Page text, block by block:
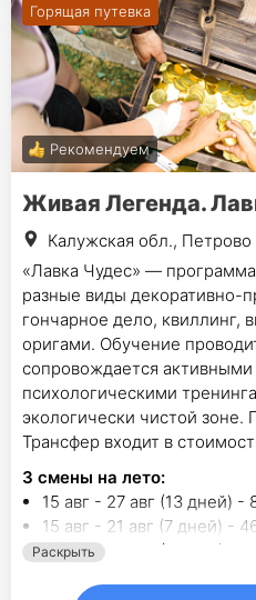
Горящая путевка
Рекомендуем
Живая Легенда.
Калужская обл., Петрово
«Лавка Чудес» —
разные виды декоративно-
гончарное дело, квиллинг,
оригами. Обучение
сопровождается
психологическими
экологически чистой зоне.
Трансфер входит в
3 смены на лето:
15 авг - 27 авг (13 дней) -
15 авг - 21 авг (7 дней) -
21 авг - 27 авг (7 дней) -
Раскрыть